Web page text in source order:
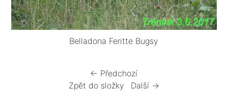
Belladona Feritte Bugsy
← Předchozí
Zpět do složky
Další →